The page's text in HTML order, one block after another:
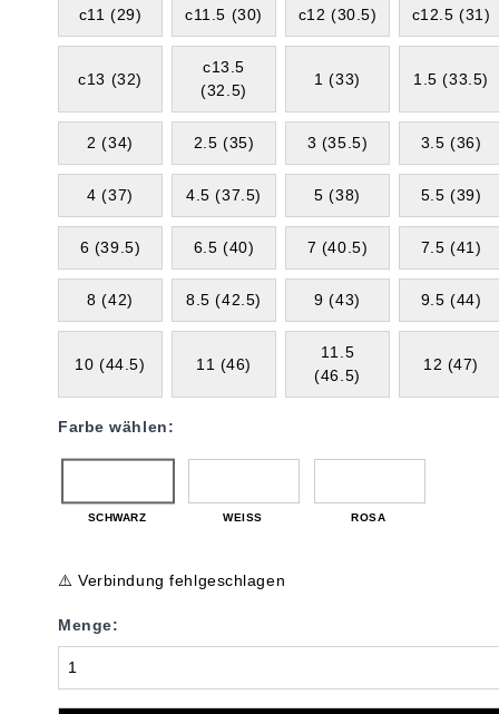
c11 (29) c11.5 (30) c12 (30.5) c12.5 (31)
c13 (32)
c13.5
(32.5)
1 (33) 1.5 (33.5)
2 (34) 2.5 (35) 3 (35.5) 3.5 (36)
4 (37) 4.5 (37.5) 5 (38) 5.5 (39)
6 (39.5) 6.5 (40) 7 (40.5) 7.5 (41)
8 (42) 8.5 (42.5) 9 (43) 9.5 (44)
10 (44.5) 11 (46)
11.5
(46.5)
12 (47)
Farbe wählen:
SCHWARZ WEISS ROSA
⚠️ Verbindung fehlgeschlagen
Menge: